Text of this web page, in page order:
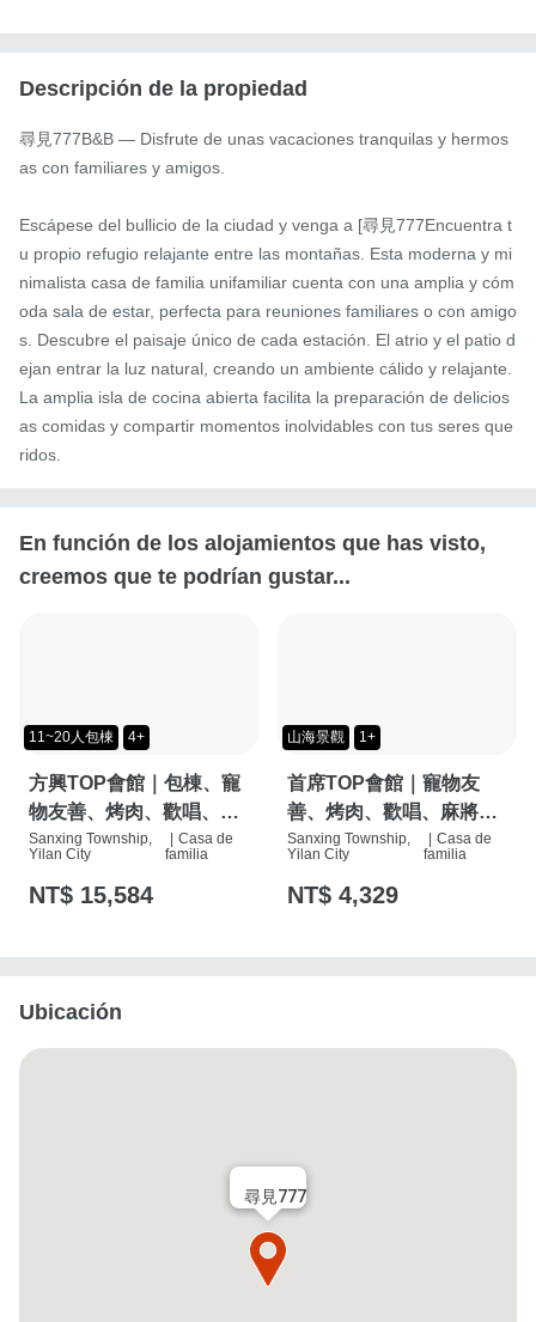
Descripción de la propiedad
尋見777B&B — Disfrute de unas vacaciones tranquilas y hermos
as con familiares y amigos.
Escápese del bullicio de la ciudad y venga a [尋見777Encuentra t
u propio refugio relajante entre las montañas. Esta moderna y mi
nimalista casa de familia unifamiliar cuenta con una amplia y cóm
oda sala de estar, perfecta para reuniones familiares o con amigo
s. Descubre el paisaje único de cada estación. El atrio y el patio d
ejan entrar la luz natural, creando un ambiente cálido y relajante.
La amplia isla de cocina abierta facilita la preparación de delicios
as comidas y compartir momentos inolvidables con tus seres que
ridos.
En función de los alojamientos que has visto,
creemos que te podrían gustar...
11~20人包棟 4+
方興TOP會館｜包棟、寵
物友善、烤肉、歡唱、麻
將桌、按摩椅、特斯拉充
Sanxing Township,
Yilan City
| Casa de
familia
NT$ 15,584
山海景觀 1+
首席TOP會館｜寵物友
善、烤肉、歡唱、麻將
桌、按摩椅、特斯拉充電
Sanxing Township,
Yilan City
| Casa de
familia
NT$ 4,329
Ubicación
尋見777